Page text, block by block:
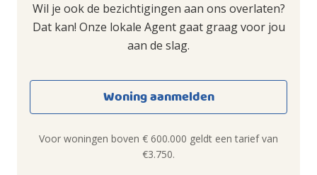
Wil je ook de bezichtigingen aan ons overlaten?
Dat kan! Onze lokale Agent gaat graag voor jou
aan de slag.
Woning aanmelden
Voor woningen boven € 600.000 geldt een tarief van
€3.750.